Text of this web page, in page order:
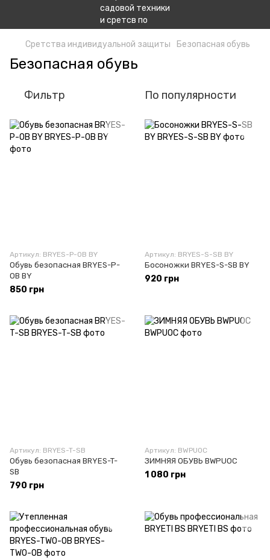
Сретства индивидуальной защиты Безопасная обувь
Безопасная обувь
Фильтр По популярности
Артикул: BRYES-P-OB BY
Обувь безопасная BRYES-P-
OB BY
850 грн
Артикул: BRYES-S-SB BY
Босоножки BRYES-S-SB BY
920 грн
Артикул: BRYES-T-SB
Обувь безопасная BRYES-T-
SB
790 грн
Артикул: BWPUOC
ЗИМНЯЯ ОБУВЬ BWPUOC
1 080 грн